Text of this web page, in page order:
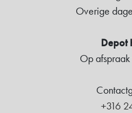
Overige
Depot
Op
+316